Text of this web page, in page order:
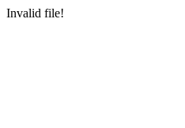
Invalid file!